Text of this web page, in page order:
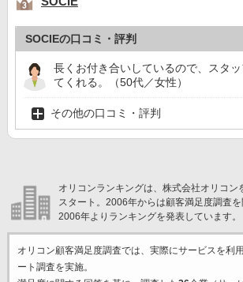
SOCIEの口コミ・評判
長くお付き合いしているので、スタ
てくれる。（50代／女性）
その他の口コミ・評判
オリコンランキングは、株式会社オリコン
スタート。2006年からは顧客満足度調査を
2006年よりランキングを発表しています。
オリコン顧客満足度調査では、実際にサービスを利
ート調査を実施。